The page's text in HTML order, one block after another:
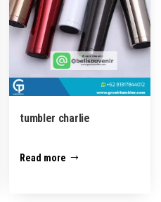
tumbler charlie
Read more